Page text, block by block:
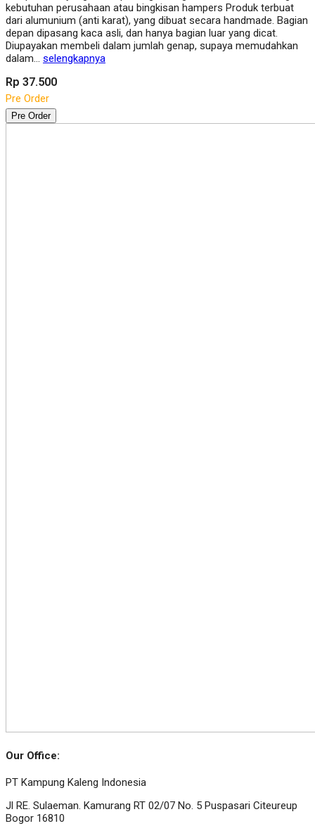
kebutuhan perusahaan atau bingkisan hampers Produk terbuat
dari alumunium (anti karat), yang dibuat secara handmade. Bagian
depan dipasang kaca asli, dan hanya bagian luar yang dicat.
Diupayakan membeli dalam jumlah genap, supaya memudahkan
dalam… selengkapnya
Rp 37.500
Pre Order
Pre Order
Our Office:
PT Kampung Kaleng Indonesia
Jl RE. Sulaeman. Kamurang RT 02/07 No. 5 Puspasari Citeureup
Bogor 16810